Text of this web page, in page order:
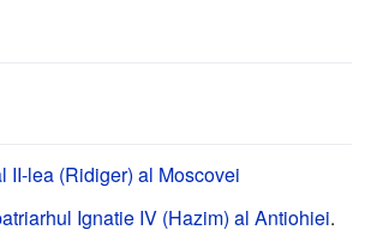
II-lea (Ridiger) al Moscovei
Ignatie IV (Hazim) al Antiohiei.